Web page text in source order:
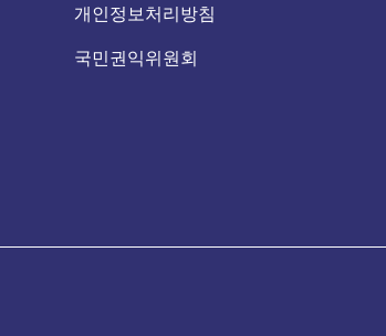
개인정보처리방침
국민권익위원회